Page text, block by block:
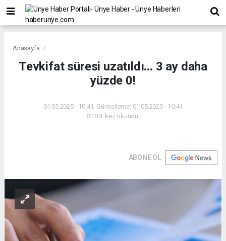
Anasayfa
Tevkifat süresi uzatıldı... 3 ay daha
yüzde 0!
01.05.2025 - 10:41, Güncelleme: 01.05.2025 - 10:41
8130+ kez okundu.
ABONE OL